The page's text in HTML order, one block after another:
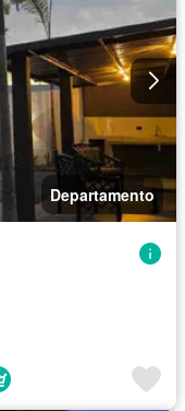
Departamento